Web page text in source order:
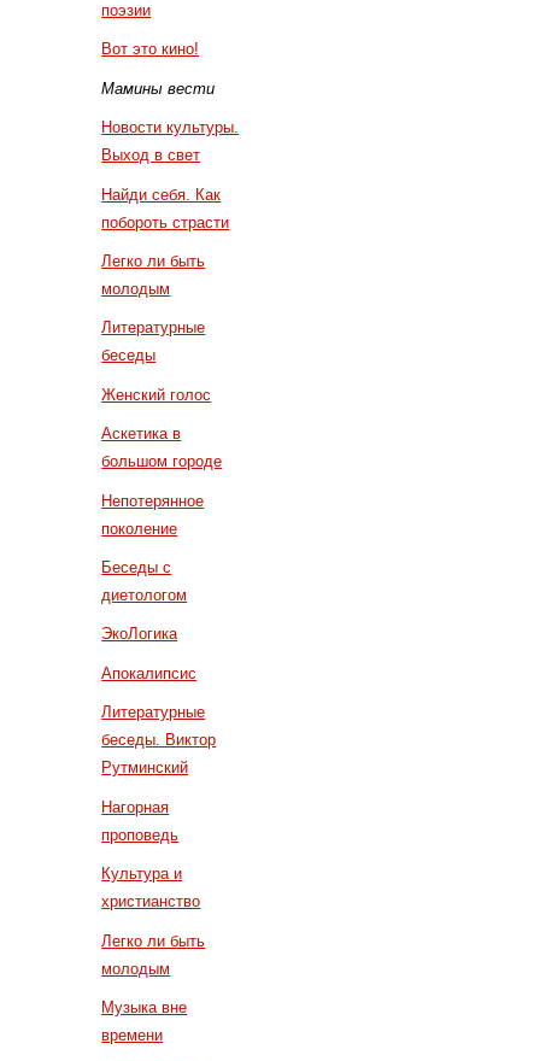
поэзии
Вот это кино!
Мамины вести
Новости культуры.
Выход в свет
Найди себя. Как
побороть страсти
Легко ли быть
молодым
Литературные
беседы
Женский голос
Аскетика в
большом городе
Непотерянное
поколение
Беседы с
диетологом
ЭкоЛогика
Апокалипсис
Литературные
беседы. Виктор
Рутминский
Нагорная
проповедь
Культура и
христианство
Легко ли быть
молодым
Музыка вне
времени